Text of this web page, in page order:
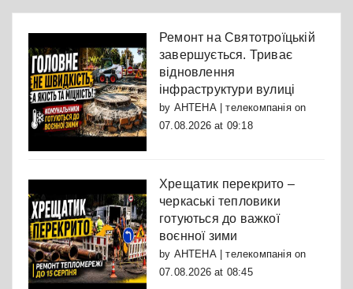
Ремонт на Святотроїцькій
завершується. Триває
відновлення
інфраструктури вулиці
by АНТЕНА | телекомпаніяon
07.08.2026 at 09:18
Хрещатик перекрито –
черкаські тепловики
готуються до важкої
воєнної зими
by АНТЕНА | телекомпаніяon
07.08.2026 at 08:45